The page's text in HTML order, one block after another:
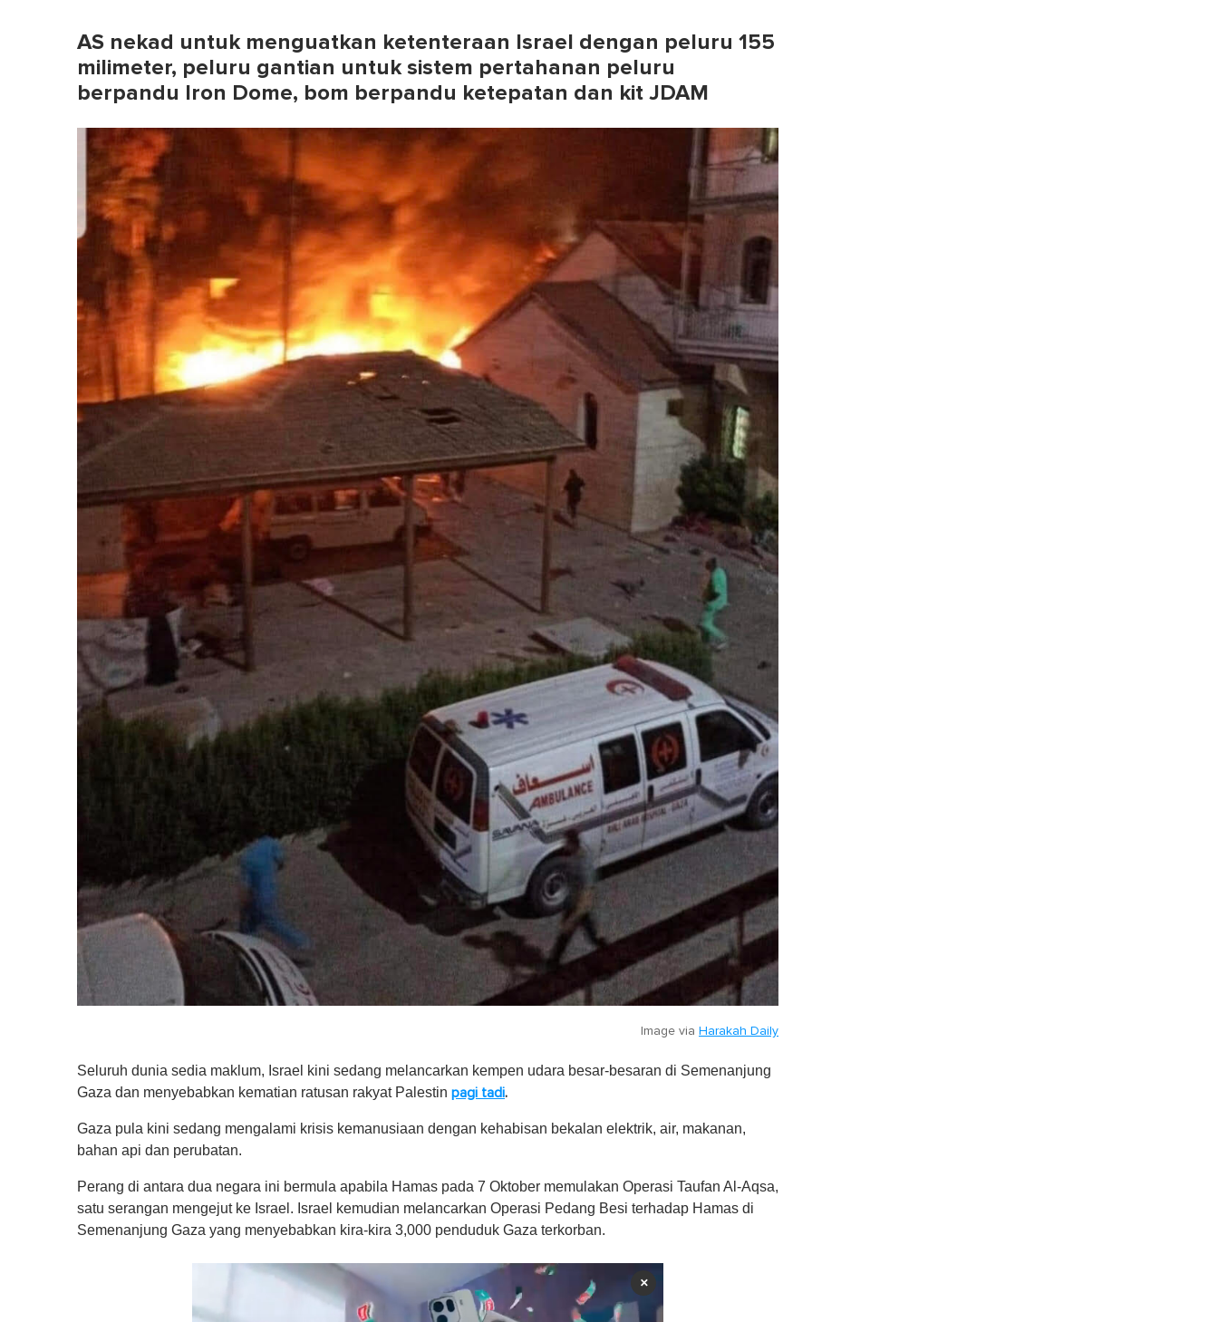
AS nekad untuk menguatkan ketenteraan Israel dengan peluru 155
milimeter, peluru gantian untuk sistem pertahanan peluru
berpandu Iron Dome, bom berpandu ketepatan dan kit JDAM
Image via Harakah Daily
Seluruh dunia sedia maklum, Israel kini sedang melancarkan kempen udara besar-besaran di Semenanjung
Gaza dan menyebabkan kematian ratusan rakyat Palestin pagi tadi.
Gaza pula kini sedang mengalami krisis kemanusiaan dengan kehabisan bekalan elektrik, air, makanan,
bahan api dan perubatan.
Perang di antara dua negara ini bermula apabila Hamas pada 7 Oktober memulakan Operasi Taufan Al-Aqsa,
satu serangan mengejut ke Israel. Israel kemudian melancarkan Operasi Pedang Besi terhadap Hamas di
Semenanjung Gaza yang menyebabkan kira-kira 3,000 penduduk Gaza terkorban.
×